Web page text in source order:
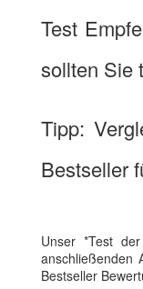
Test
sollten Sie
Tipp:
Bestseller
Unser *Test
anschließenden
Bestseller